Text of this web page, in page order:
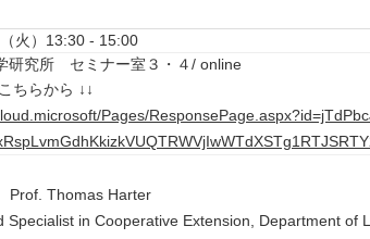
火）13:30 - 15:00
研究所 セミナー室３・４/ online
ちらから ↓↓
Pages/
Thomas Harter
Specialist in Cooperative Extension, Department